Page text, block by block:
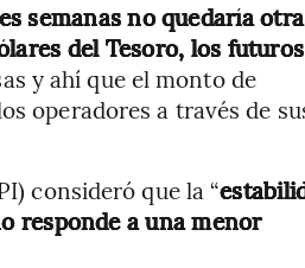
semanas no quedaría otra
del Tesoro, los
y ahí que el monto de
operadores a través de
consideró que la “
responde a una menor